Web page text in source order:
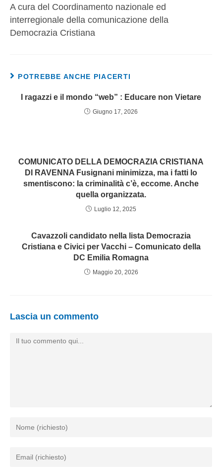
A cura del Coordinamento nazionale ed
interregionale della comunicazione della
Democrazia Cristiana
POTREBBE ANCHE PIACERTI
I ragazzi e il mondo “web” : Educare non Vietare
Giugno 17, 2026
COMUNICATO DELLA DEMOCRAZIA CRISTIANA
DI RAVENNA Fusignani minimizza, ma i fatti lo
smentiscono: la criminalità c’è, eccome. Anche
quella organizzata.
Luglio 12, 2025
Cavazzoli candidato nella lista Democrazia
Cristiana e Civici per Vacchi – Comunicato della
DC Emilia Romagna
Maggio 20, 2026
Lascia un commento